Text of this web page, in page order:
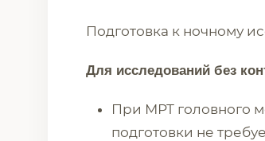
Подготовка к ночному
Для исследований без
При МРТ головного
подготовки не